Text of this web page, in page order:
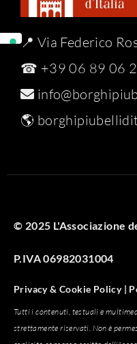
📍 Via Federico
☎ +39 06 89 06
🌎
© 2025 L'Associazione
P.IVA 06982031004
Privacy & Cookie Policy |
Tutti i contenuti, testuali e
strettamente riservati. Non è